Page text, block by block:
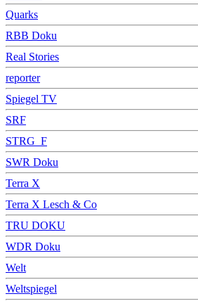
Quarks
RBB Doku
Real Stories
reporter
Spiegel TV
SRF
STRG_F
SWR Doku
Terra X
Terra X Lesch & Co
TRU DOKU
WDR Doku
Welt
Weltspiegel